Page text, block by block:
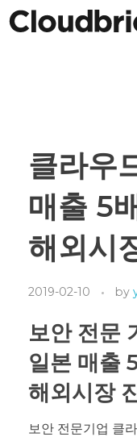
클라우
매출 5
해외시
2019-02-10 by
보안 전문
일본 매출
해외시장
보안 전문기업 클